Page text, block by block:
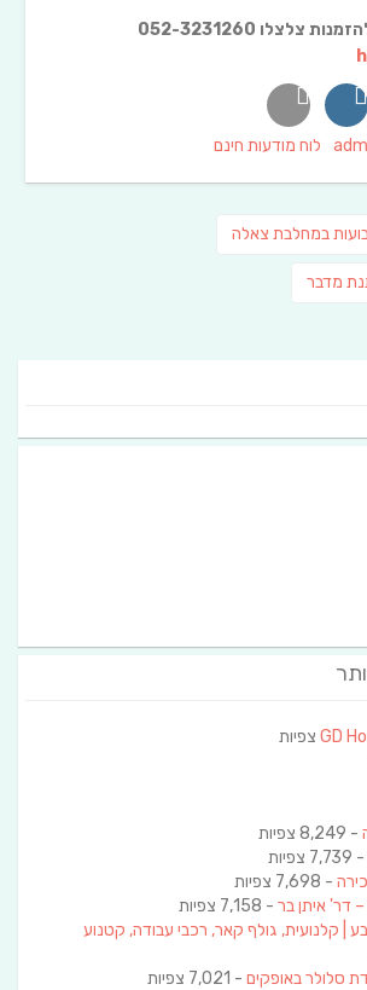
צלצלו 052-3231260
Categories
לוח מודעות חינם
במחלבת צאלה
מדבר
GD
- 8,249 צפיות
- 7,739 צפיות
- 7,698 צפיות
דר' איתן בר - 7,158 צפיות
| קלנועית, גולף קאר, רכבי עבודה, קטנוע
סלולר באופקים - 7,021 צפיות